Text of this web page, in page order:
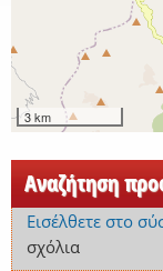
3 km
Αναζήτηση
Εισέλθετε στο
σχόλια